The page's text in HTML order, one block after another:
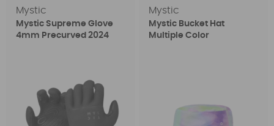
Mystic
Mystic Supreme Glove
4mm Precurved 2024
Mystic
Mystic Bucket Hat
Multiple Color